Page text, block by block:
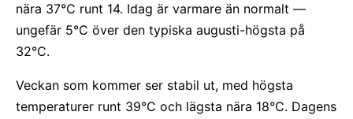
nära 37°C runt 14. Idag är varmare än normalt —
ungefär 5°C över den typiska augusti-högsta på
32°C.
Veckan som kommer ser stabil ut, med högsta
temperaturer runt 39°C och lägsta nära 18°C. Dagens